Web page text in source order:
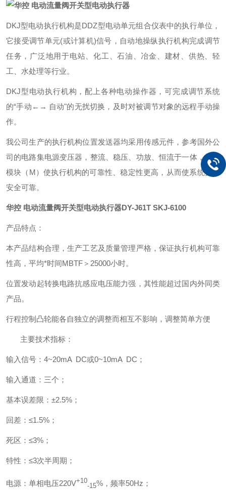
DKJ型电动执行机构是DDZ型电动单元组合仪表中的执行单位，
它接受调节单元(或计算机)信号，自动地操纵执行机构完成调节
任务，广泛地用于电站、化工、石油、冶金、建材、供热、轻
工、水处理等行业。
DKJ型电动执行机构，配上各种电动操作器，可完成调节系统
的“手动←→ 自动"的无扰切换，及时对被调节对象的远程手动操
作。
我公司生产的执行机构位置发送器均采用传感元件，参考国外公
司的电路集电源变压器，整流、稳压、功放、恒流于一体，制成
模块（M）使执行机构的可靠性、稳定性更高，从而使系统更加
安全可靠。
华控 电动流量阀开关型电动执行器DY-J61T SKJ-6100
产品特点：
本产品结构合理，生产工艺及质量管理严格，保证执行机构可靠
性高，平均*时间MBTF＞25000小时。
位置发动起转换电路抗感应电压能力强，其性能超过国内外同类
产品。
行程控制凸轮能各自独立的调整而相互不影响，调整简单方便
主要技术指标：
输入信号：4~20mA DC或0~10mA DC；
输入通道：三个；
基本误差限：±2.5%；
回差：≤1.5%；
死区：≤3%；
特性：≤3次半周期；
电源：单相电压220V+10
-15%，频率50Hz；